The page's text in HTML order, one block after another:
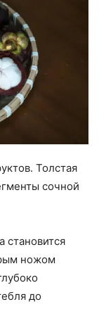
Толстая
сочной
становится
ножом
до